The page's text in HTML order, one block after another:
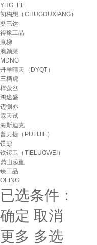
YHGFEE
初构想（CHUGOUXIANG）
桑巴达
得豫工品
京梯
澳颜莱
MDNG
丹羊晴天（DYQT）
三栖虎
梓萤岔
鸿途盛
迈恻亦
霖天试
海斯迪克
普力捷（PULIJIE）
馍彭
铁锣卫（TIELUOWEI）
鼎山起重
臻工品
OEING
已选条件：
确定 取消
更多 多选